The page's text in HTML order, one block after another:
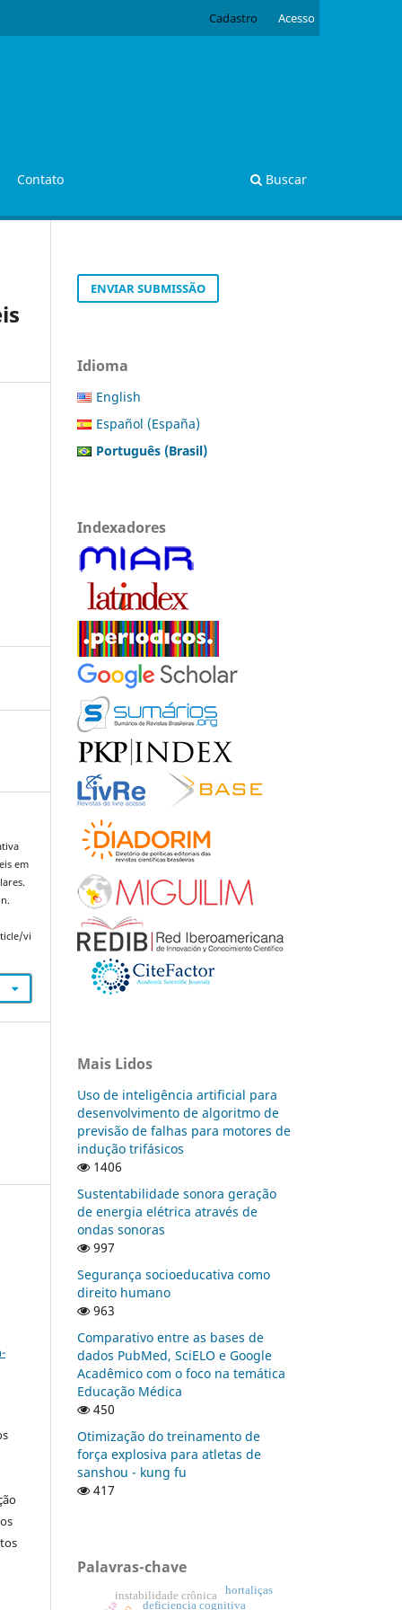
Contato Buscar
Cadastro Acesso
em
vi
ENVIAR SUBMISSÃO
Idioma
English
Español (España)
Português (Brasil)
Indexadores
Mais Lidos
Uso de inteligência artificial para
desenvolvimento de algoritmo de
previsão de falhas para motores de
indução trifásicos
1406
Sustentabilidade sonora geração
de energia elétrica através de
ondas sonoras
997
Segurança socioeducativa como
direito humano
963
Comparativo entre as bases de
dados PubMed, SciELO e Google
Acadêmico com o foco na temática
Educação Médica
450
Otimização do treinamento de
força explosiva para atletas de
sanshou - kung fu
417
Palavras-chave
deficiencia cognitiva
instabilidade crônica hortaliças